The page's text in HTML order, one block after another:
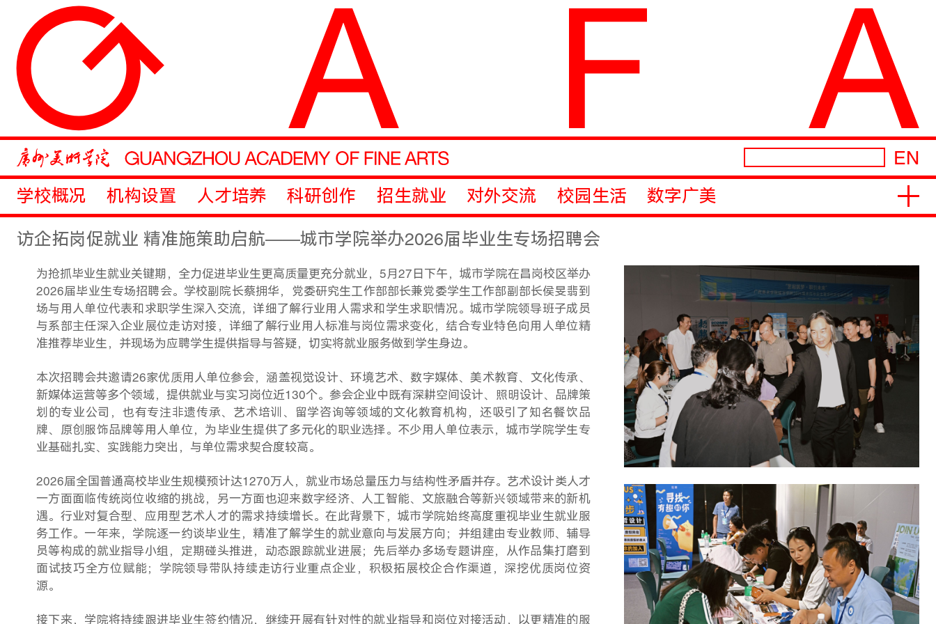
EN
学校概况 机构设置 人才培养 科研创作 招生就业 对外交流 校园生活 数字广美
访企拓岗促就业 精准施策助启航——城市学院举办2026届毕业生专场招聘会
为抢抓毕业生就业关键期，全力促进毕业生更高质量更充分就业，5月27日下午，城市学院在昌岗校区举办
2026届毕业生专场招聘会。 学校副 院长蔡拥华，党委研究生工作部部长兼党委学生工作部副部长侯旻翡到
场与用人单位代表和求职学生深入交流，详细了解行业用人需求和学生求职情况。城市学院领导班子成员
与系部主任深入企业展位走访对接，详细了解行业用人标准与岗位需求变化，结合专业特色向用人单位精
准推荐毕业生，并现场为应聘学生提供指导与答疑，切实将就业服务做到学生身边。
本次招聘会共邀请26家优质用人单位参会，涵盖视觉设计、环境艺术、数字媒体、美术教育、文化传承、
新媒体运营等多个领域，提供就业与实习岗位近130个。参会企业中既有深耕空间设计、照明设计、品牌策
划的专业公司，也有专注非遗传承、艺术培训、留学咨询等领域的文化教育机构，还吸引了知名餐饮品
牌、原创服饰品牌等用人单位，为毕业生提供了多元化的职业选择。不少用人单位表示，城市学院学生专
业基础扎实、实践能力突出，与单位需求契合度较高。
2026届全国普通高校毕业生规模预计达1270万人，就业市场总量压力与结构性矛盾并存。艺术设计类人才
一方面面临传统岗位收缩的挑战，另一方面也迎来数字经济、人工智能、文旅融合等新兴领域带来的新机
遇。 行业对复合型、应用型艺术人才的需求持续增长。在此背景下，城市学院始终高度重视毕业生就业服
务工作。一年来，学院逐一约谈毕业生，精准了解学生的就业意向与发展方向；并组建由专业教师、辅导
员等构成的就业指导小组，定期碰头推进，动态跟踪就业进展；先后举办多场专题讲座，从作品集打磨到
面试技巧全方位赋能；学院领导带队持续走访行业重点企业，积极拓展校企合作渠道，深挖优质岗位资
源。
接下来，学院将持续跟进毕业生签约情况，继续开展有针对性的就业指导和岗位对接活动，以更精准的服